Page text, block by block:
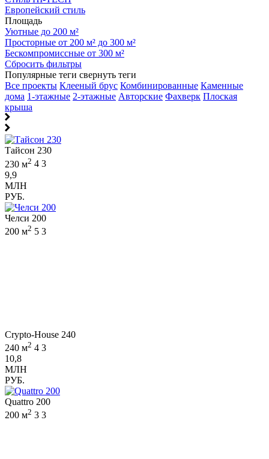
Европейский стиль
Площадь
Уютные до 200 м²
Просторные от 200 м² до 300 м²
Бескомпромиссные от 300 м²
Сбросить фильтры
Популярные теги свернуть теги
Все проекты Клееный брус Комбинированные Каменные
дома 1-этажные 2-этажные Авторские Фахверк Плоская
крыша
Тайсон 230
230 м2 4 3
9,9
МЛН
РУБ.
Челси 200
200 м2 5 3
Crypto-House 240
240 м2 4 3
10,8
МЛН
РУБ.
Quattro 200
200 м2 3 3